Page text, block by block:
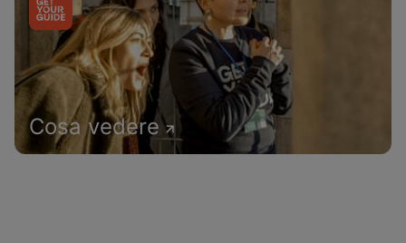
Cosa vedere